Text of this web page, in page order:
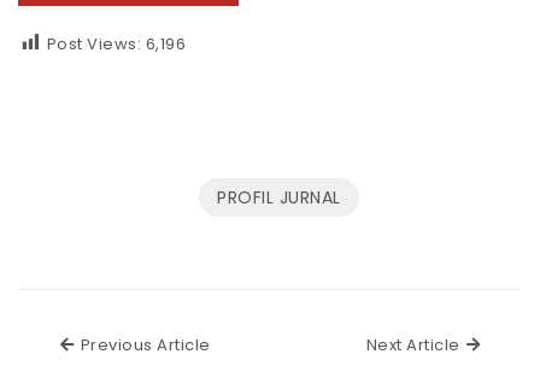
Post Views: 6,196
PROFIL JURNAL
Previous Article Next Article Next